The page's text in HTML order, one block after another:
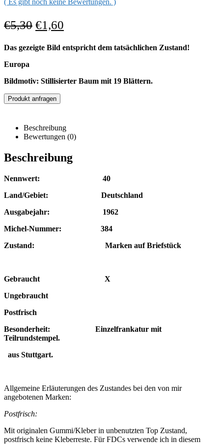
( Es gibt noch keine Bewertungen. )
€5,30 €1,60
Das gezeigte Bild entspricht dem tatsächlichen Zustand!
Europa
Bildmotiv: Stillisierter Baum mit 19 Blättern.
Produkt anfragen
Beschreibung
Bewertungen (0)
Beschreibung
Nennwert: 40
Land/Gebiet: Deutschland
Ausgabejahr: 1962
Michel-Nummer: 384
Zustand: Marken auf Briefstück
Gebraucht X
Ungebraucht
Postfrisch
Besonderheit: Einzelfrankatur mit
Teilrundstempel.
aus Stuttgart.
Allgemeine Erläuterungen des Zustandes bei den von mir
angebotenen Marken:
Postfrisch:
Mit originalen Gummi/Kleber in unbenutzten Top Zustand,
postfrisch keine Kleberreste. Für FDCs verwende ich in diesem